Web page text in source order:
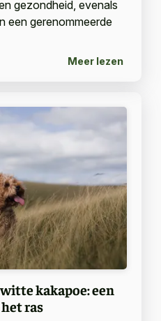
gezondheid, evenals
een gerenommeerde
Meer lezen
kakapoe: een
ras